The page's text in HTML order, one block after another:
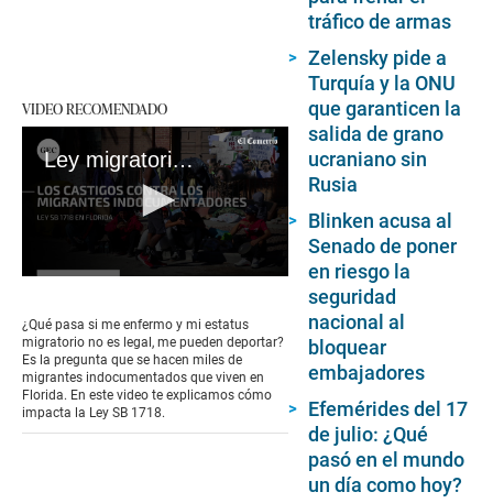
VIDEO RECOMENDADO
Ley migratoria de Florida: ¿se negará la atención médica a los inmigrantes indocumentados?
of
3
minutes,
10
seconds
¿Qué pasa si me enfermo y mi estatus
migratorio no es legal, me pueden deportar?
Es la pregunta que se hacen miles de
migrantes indocumentados que viven en
Florida. En este video te explicamos cómo
impacta la Ley SB 1718.
tráfico de armas
Zelensky pide a
Turquía y la ONU
que garanticen la
salida de grano
ucraniano sin
Rusia
Blinken acusa al
Senado de poner
en riesgo la
seguridad
nacional al
bloquear
embajadores
Efemérides del 17
de julio: ¿Qué
pasó en el mundo
un día como hoy?